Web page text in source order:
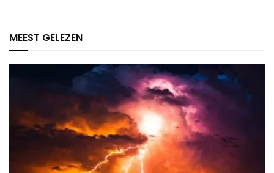
MEEST GELEZEN